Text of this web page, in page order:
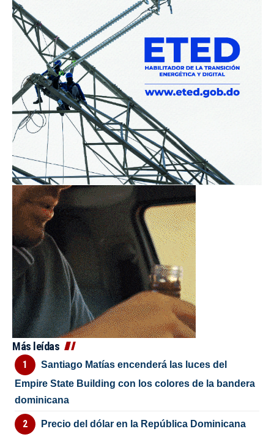
Más leídas
Santiago Matías encenderá las luces del
Empire State Building con los colores de la bandera
dominicana
Precio del dólar en la República Dominicana